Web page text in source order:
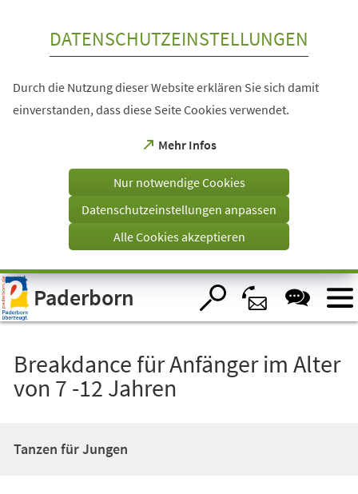
Visuelle
Assistenzsoftware
öffnen.
DATENSCHUTZEINSTELLUNGEN
Durch die Nutzung dieser Website erklären Sie sich damit
einverstanden, dass diese Seite Cookies verwendet.
Mehr Infos
(Öffnet
einem
Tab)
Nur notwendige Cookies
Datenschutzeinstellungen anpassen
Alle Cookies akzeptieren
Paderborn
Breakdance für Anfänger im Alter
von 7 -12 Jahren
Tanzen für Jungen